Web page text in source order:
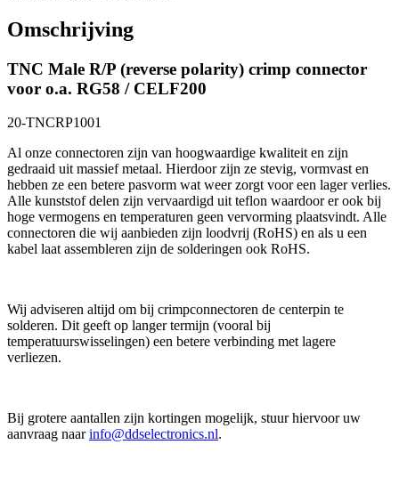
Omschrijving
TNC Male R/P (reverse polarity) crimp connector
voor o.a. RG58 / CELF200
20-TNCRP1001
Al onze connectoren zijn van hoogwaardige kwaliteit en zijn
gedraaid uit massief metaal. Hierdoor zijn ze stevig, vormvast en
hebben ze een betere pasvorm wat weer zorgt voor een lager verlies.
Alle kunststof delen zijn vervaardigd uit teflon waardoor er ook bij
hoge vermogens en temperaturen geen vervorming plaatsvindt. Alle
connectoren die wij aanbieden zijn loodvrij (RoHS) en als u een
kabel laat assembleren zijn de solderingen ook RoHS.
Wij adviseren altijd om bij crimpconnectoren de centerpin te
solderen. Dit geeft op langer termijn (vooral bij
temperatuurswisselingen) een betere verbinding met lagere
verliezen.
Bij grotere aantallen zijn kortingen mogelijk, stuur hiervoor uw
aanvraag naarinfo@ddselectronics.nl.